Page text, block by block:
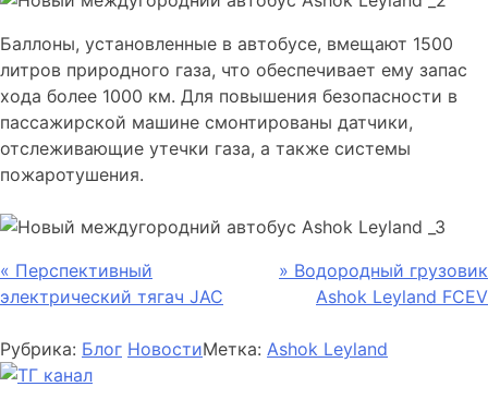
Баллоны, установленные в автобусе, вмещают 1500
литров природного газа, что обеспечивает ему запас
хода более 1000 км. Для повышения безопасности в
пассажирской машине смонтированы датчики,
отслеживающие утечки газа, а также системы
пожаротушения.
Навигация
по
записям
« Перспективный
электрический тягач JAC
» Водородный грузовик
Ashok Leyland FCEV
Рубрика: Блог НовостиМетка: Ashok Leyland